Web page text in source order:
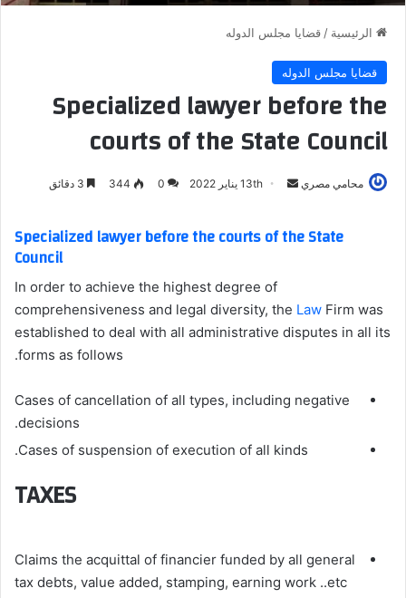
الرئيسية / قضايا مجلس الدوله
قضايا مجلس الدوله
Specialized lawyer before the
courts of the State Council
محامي مصري
أرسل 13th يناير 2022 0
344
Specialized lawyer before the courts of the State
Council
In order to achieve the highest degree of
comprehensiveness and legal diversity, the Law Firm was
established to deal with all administrative disputes in all its
forms as follows.
Cases of cancellation of all types, including negative
decisions.
TAXES
Claims the acquittal of financier funded by all general
tax debts, value added, stamping, earning work ..etc